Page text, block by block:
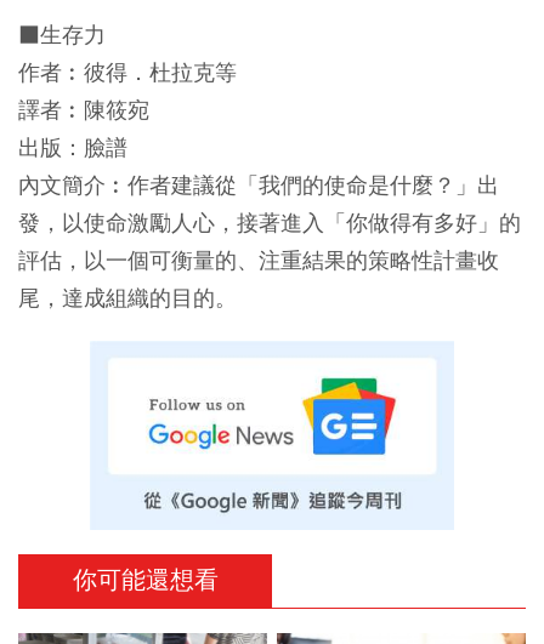
■生存力
作者︰彼得．杜拉克等
譯者︰陳筱宛
出版：臉譜
內文簡介︰作者建議從「我們的使命是什麼？」出
發，以使命激勵人心，接著進入「你做得有多好」的
評估，以一個可衡量的、注重結果的策略性計畫收
尾，達成組織的目的。
你可能還想看